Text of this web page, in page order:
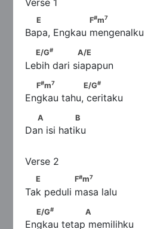
E                F#m7
E F#m7
Bapa, Engkau mengenalku
E/G# A/E
E/G# A/E
Lebih dari siapapun
#m 7 E/G
F#m7 E/G#
Engkau tahu, ceritaku
A               B
A B
Dan isi hatiku
E              F#m
E F#m7
Tak peduli masa lalu
E/G# A
E/G# A
Engkau tetap memilihku